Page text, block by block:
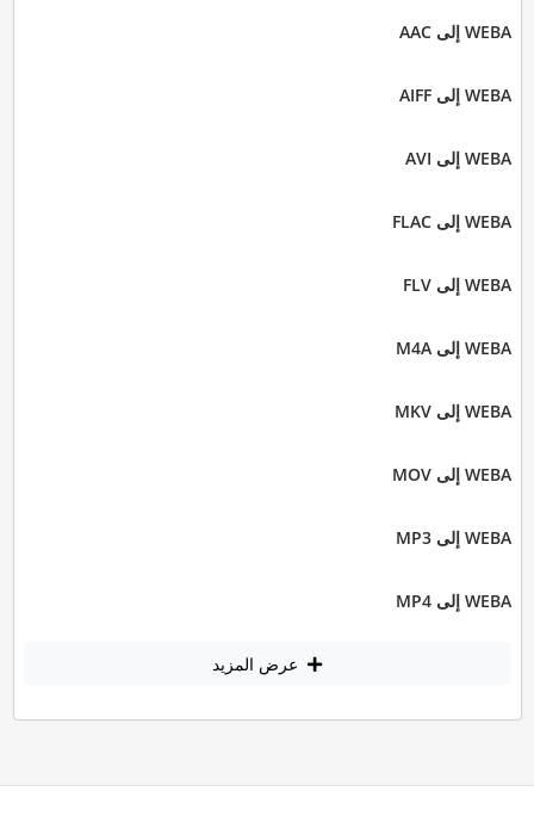
WEBA إلى AAC
WEBA إلى AIFF
WEBA إلى AVI
WEBA إلى FLAC
WEBA إلى FLV
WEBA إلى M4A
WEBA إلى MKV
WEBA إلى MOV
WEBA إلى MP3
WEBA إلى MP4
عرض المزيد